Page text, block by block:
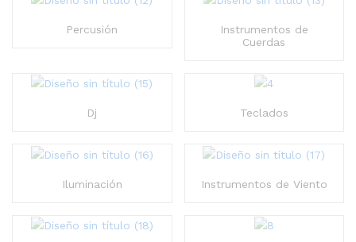
Percusión
Instrumentos de
Cuerdas
Dj Teclados
Iluminación Instrumentos de Viento